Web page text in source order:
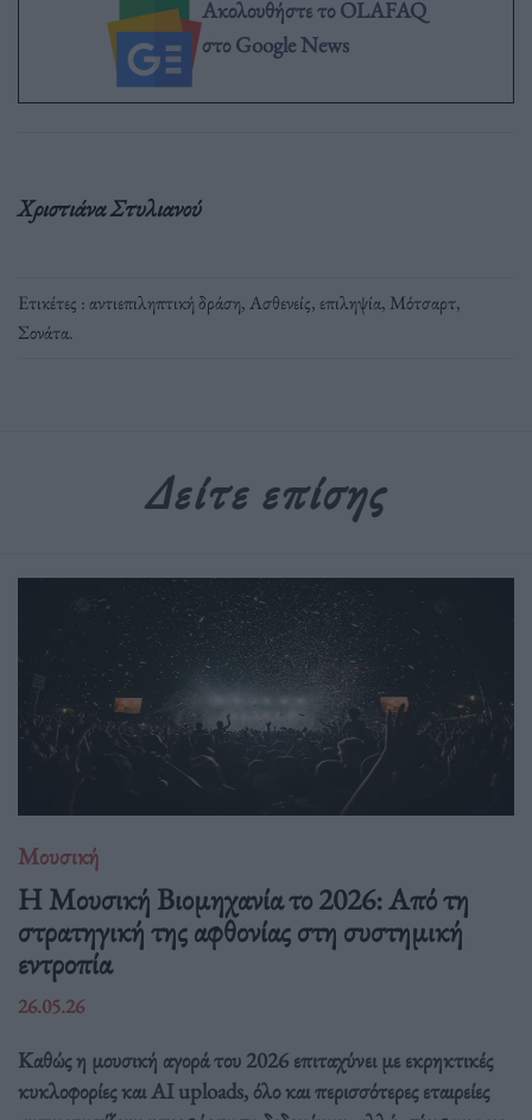
Ακολουθήστε το OLAFAQ
στο Google News
Χριστιάνα Στυλιανού
Ετικέτες :αντιεπιληπτική δράση,Ασθενείς, επιληψία, Μότσαρτ,
Σονάτα.
Δείτε επίσης
Μουσική
Η Μουσική Βιομηχανία το 2026: Από τη
στρατηγική της αφθονίας στη συστημική
εντροπία
26.05.26
Καθώς η μουσική αγορά του 2026 επιταχύνει με εκρηκτικές
κυκλοφορίες και AI uploads, όλο και περισσότερες εταιρείες